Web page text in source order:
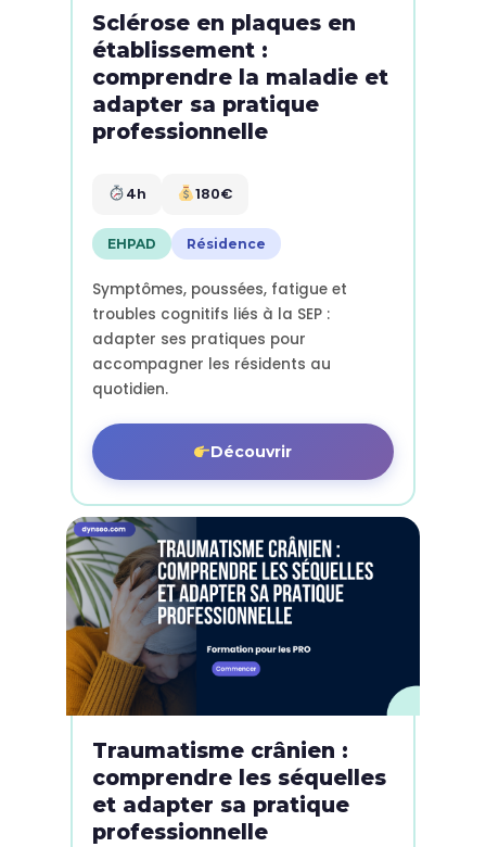
Sclérose en plaques en
établissement :
comprendre la maladie et
adapter sa pratique
professionnelle
4h 180€
EHPAD Résidence
Symptômes, poussées, fatigue et
troubles cognitifs liés à la SEP :
adapter ses pratiques pour
accompagner les résidents au
quotidien.
Découvrir
Traumatisme crânien :
comprendre les séquelles
et adapter sa pratique
professionnelle